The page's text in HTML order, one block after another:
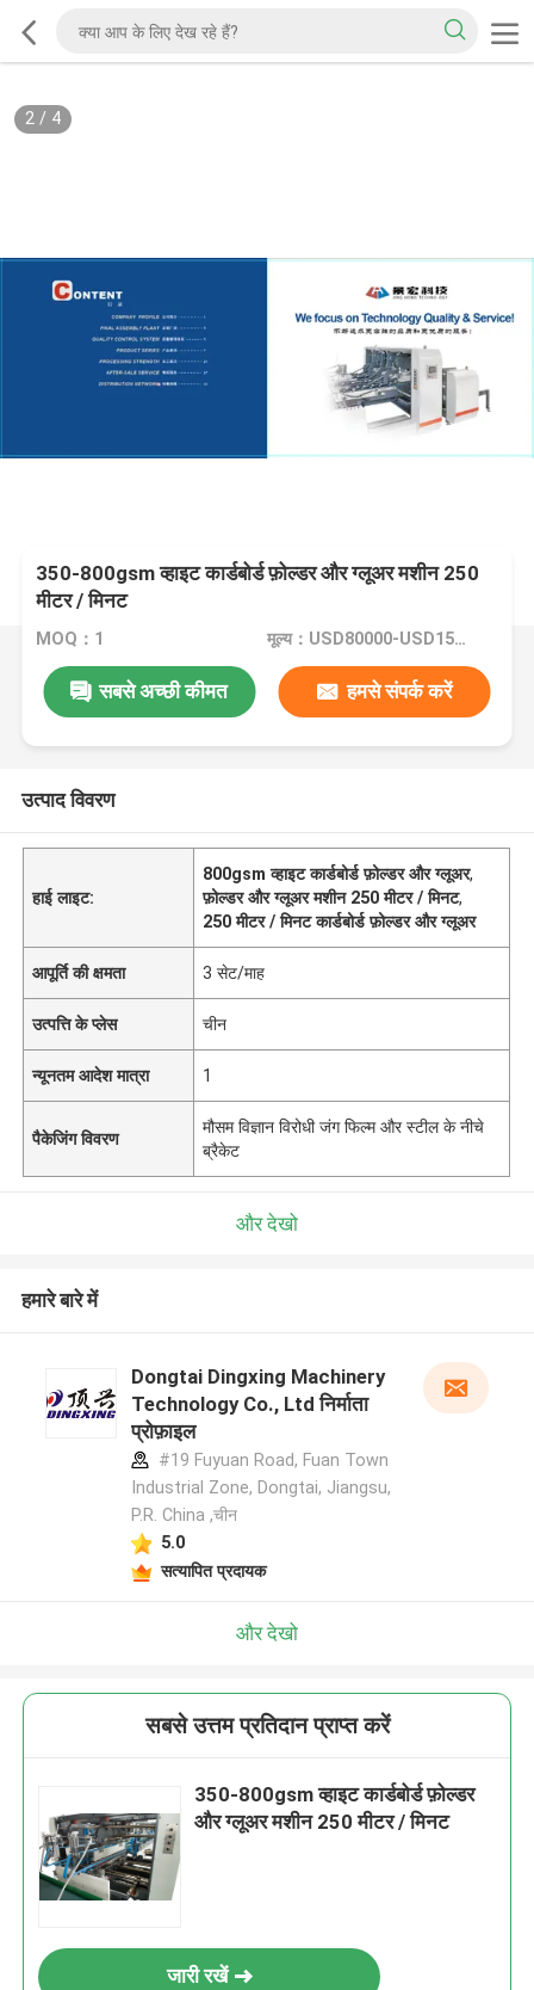
2/ 4
350-800gsm व्हाइट कार्डबोर्ड फ़ोल्डर और ग्लूअर मशीन 250
मीटर / मिनट
MOQ：1 मूल्य：USD80000-USD150000
सबसे अच्छी कीमत हमसे संपर्क करें
उत्पाद विवरण
हाई लाइट:
800gsm व्हाइट कार्डबोर्ड फ़ोल्डर और ग्लूअर,
फ़ोल्डर और ग्लूअर मशीन 250 मीटर / मिनट,
250 मीटर / मिनट कार्डबोर्ड फ़ोल्डर और ग्लूअर
आपूर्ति की क्षमता 3 सेट/माह
उत्पत्ति के प्लेस चीन
न्यूनतम आदेश मात्रा 1
पैकेजिंग विवरण
मौसम विज्ञान विरोधी जंग फिल्म और स्टील के नीचे
ब्रैकेट
और देखो
हमारे बारे में
Dongtai Dingxing Machinery
Technology Co., Ltd निर्माता
प्रोफ़ाइल
#19 Fuyuan Road, Fuan Town
Industrial Zone, Dongtai, Jiangsu,
P.R. China ,चीन
5.0
सत्यापित प्रदायक
और देखो
सबसे उत्तम प्रतिदान प्राप्त करें
350-800gsm व्हाइट कार्डबोर्ड फ़ोल्डर
और ग्लूअर मशीन 250 मीटर / मिनट
जारी रखें